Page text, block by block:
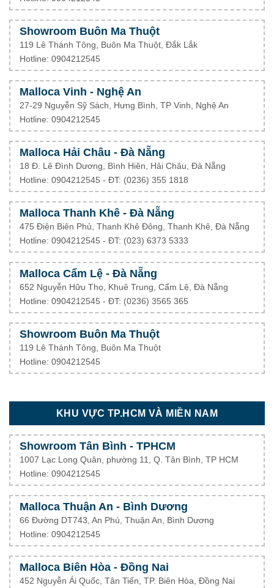
Showroom Buôn Ma Thuột
119 Lê Thánh Tông, Buôn Ma Thuột, Đắk Lắk
Hotline: 0904212545
Malloca Vinh - Nghệ An
27-29 Nguyễn Sỹ Sách, Hưng Bình, TP Vinh, Nghệ An
Hotline: 0904212545
Malloca Hải Châu - Đà Nẵng
18 Đ. Lê Đình Dương, Bình Hiên, Hải Châu, Đà Nẵng
Hotline: 0904212545 - ĐT: (0236) 355 1818
Malloca Thanh Khê - Đà Nẵng
475 Điện Biên Phủ, Thanh Khê Đông, Thanh Khê, Đà Nẵng
Hotline: 0904212545 - ĐT: (023) 6373 5333
Malloca Cẩm Lệ - Đà Nẵng
652 Nguyễn Hữu Thọ, Khuê Trung, Cẩm Lệ, Đà Nẵng
Hotline: 0904212545 - ĐT: (0236) 3565 365
Showroom Buôn Ma Thuột
119 Lê Thánh Tông, Buôn Ma Thuột
Hotline: 0904212545
KHU VỰC TP.HCM VÀ MIỀN NAM
Showroom Tân Bình - TPHCM
1007 Lạc Long Quân, phường 11, Q. Tân Bình, TP HCM
Hotline: 0904212545
Malloca Thuận An - Bình Dương
66 Đường DT743, An Phú, Thuận An, Bình Dương
Hotline: 0904212545
Malloca Biên Hòa - Đồng Nai
452 Nguyễn Ái Quốc, Tân Tiến, TP. Biên Hòa, Đồng Nai